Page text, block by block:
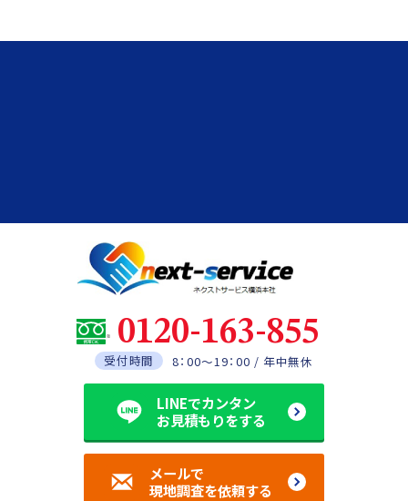
0120-163-855
受付時間 8：00～19：00 / 年中無休
LINEでカンタン
お見積もりをする
メールで
現地調査を依頼する